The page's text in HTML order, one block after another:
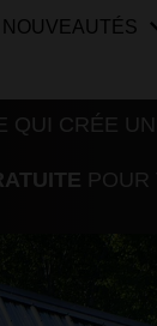
NOUVEAUTÉS
CRÉE
POUR